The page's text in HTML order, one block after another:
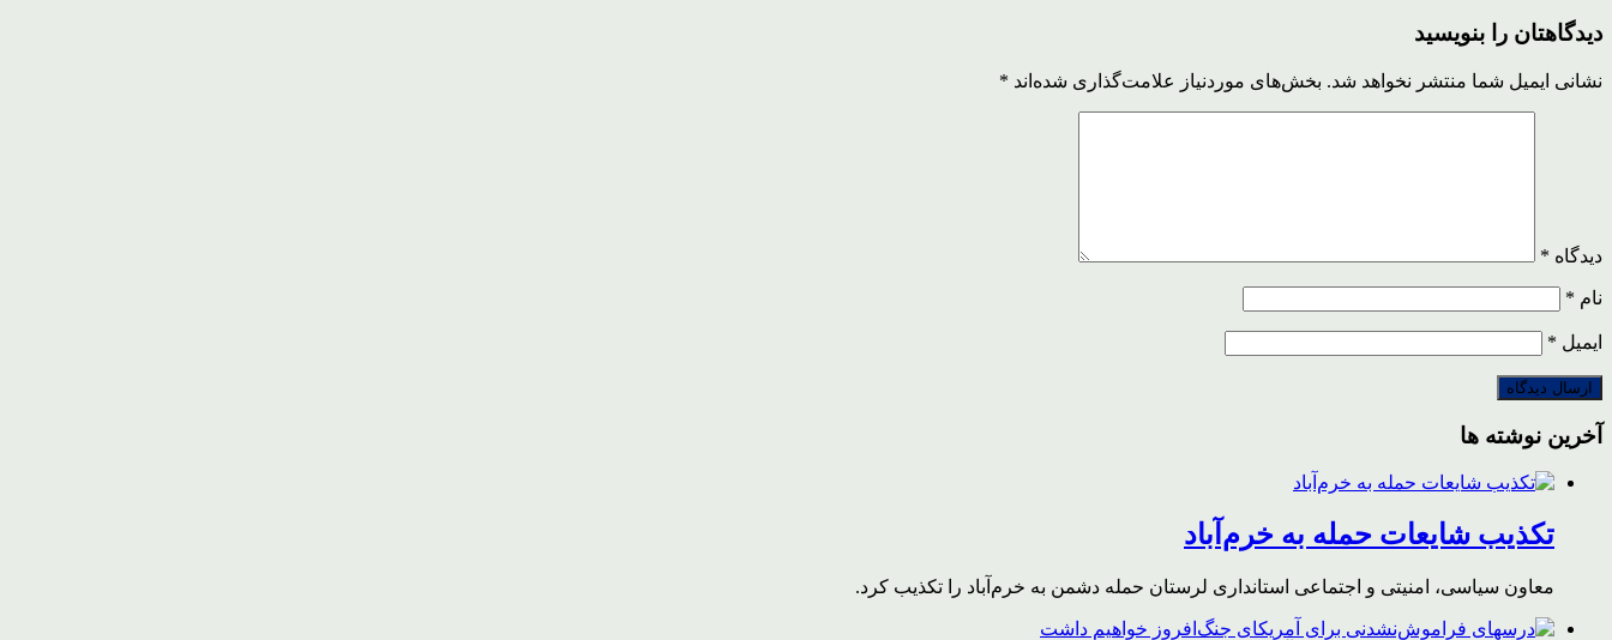
دیدگاهتان را بنویسید
نشانی ایمیل شما منتشر نخواهد شد. بخش‌های موردنیاز علامت‌گذاری شده‌اند *
دیدگاه *
نام *
ایمیل *
آخرین نوشته ها
تکذیب شایعات حمله به خرم‌آباد
معاون سیاسی، امنیتی و اجتماعی استانداری لرستان حمله دشمن به خرم‌آباد را تکذیب کرد.